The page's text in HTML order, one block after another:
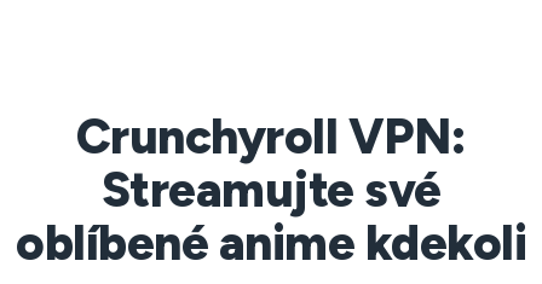
Crunchyroll VPN:
Streamujte své
oblíbené anime kdekoli